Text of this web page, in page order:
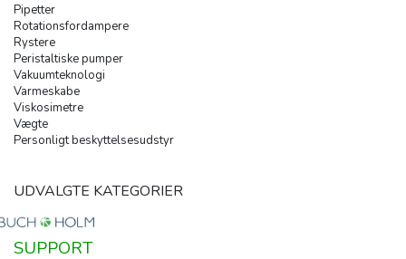
Pipetter
Rotationsfordampere
Rystere
Peristaltiske pumper
Vakuumteknologi
Varmeskabe
Viskosimetre
Vægte
Personligt beskyttelsesudstyr
UDVALGTE KATEGORIER
SUPPORT